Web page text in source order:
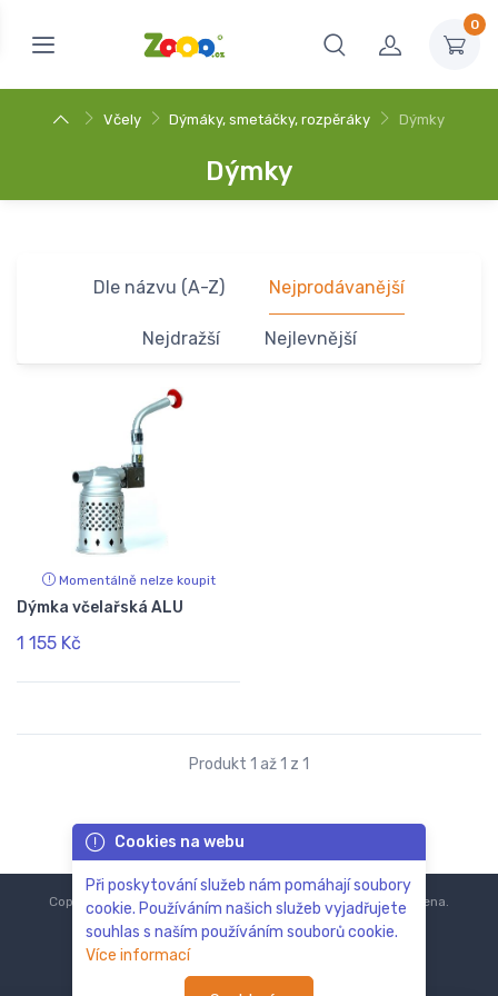
0
Včely Dýmáky, smetáčky, rozpěráky Dýmky
Dýmky
Dle názvu (A-Z) Nejprodávanější
Nejdražší Nejlevnější
Momentálně nelze koupit
Dýmka včelařská ALU
1 155 Kč
Produkt 1 až 1 z 1
Cookies na webu
Při poskytování služeb nám pomáhají soubory
cookie. Používáním našich služeb vyjadřujete
souhlas s naším používáním souborů cookie.
Více informací
Copyright © 2018-2024ZoOo.cz®Všechna práva vyhrazena.